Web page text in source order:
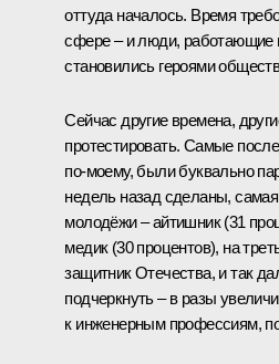
оттуда началось. Время
сфере – и люди, работающие
становились героями
Сейчас другие времена,
протестировать. Самые
по-моему, были буквально
недель назад сделаны,
молодёжи – айтишник (31
медик (30 процентов), на
защитник Отечества, и так
подчеркнуть – в разы
к инженерным профессиям,